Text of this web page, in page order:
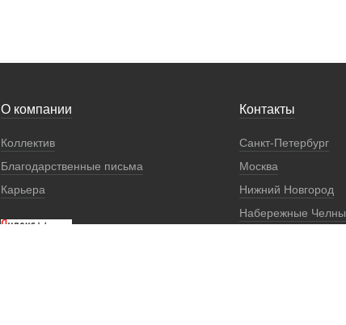
О компании
Коллектив
Благодарственные письма
Карьера
Контакты
Санкт-Петербург
Москва
Нижний Новгород
Набережные Челны